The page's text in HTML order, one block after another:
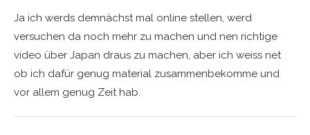
Ja ich werds demnächst mal online stellen, werd
versuchen da noch mehr zu machen und nen richtige
video über Japan draus zu machen, aber ich weiss net
ob ich dafür genug material zusammenbekomme und
vor allem genug Zeit hab.